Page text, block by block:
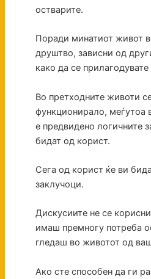
остварите.
Поради минатиот живот
друштво, зависни од
како да се
Во претходните животи
функционирало, меѓутоа
е предвидено логичните
бидат од корист.
Сега од корист ќе ви
заклучоци.
Дискусиите не се
имаш премногу потреба
гледаш во животот од
Ако сте способен да ги